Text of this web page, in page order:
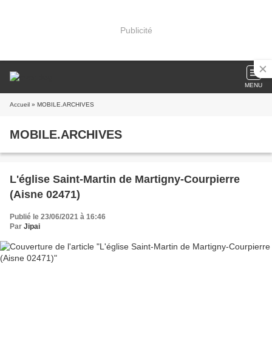
Publicité
MENU
Accueil » MOBILE.ARCHIVES
MOBILE.ARCHIVES
L'église Saint-Martin de Martigny-Courpierre
(Aisne 02471)
Publié le 23/06/2021 à 16:46
Par Jipai